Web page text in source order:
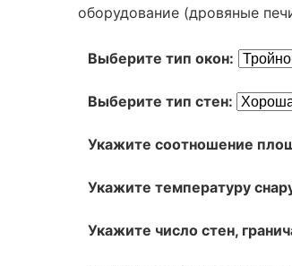
оборудование (дровяные
Выберите тип окон:
Выберите тип стен:
Укажите соотношение
Укажите температуру
Укажите число стен,